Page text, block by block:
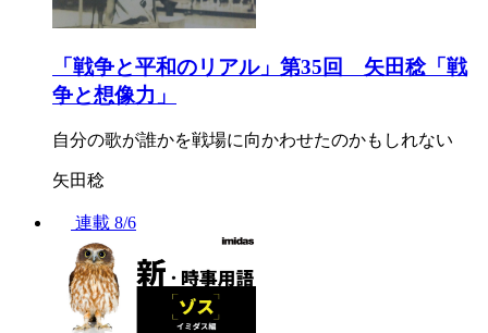
「戦争と平和のリアル」第35回 矢田稔「戦
争と想像力」
自分の歌が誰かを戦場に向かわせたのかもしれない
矢田稔
連載 8/6